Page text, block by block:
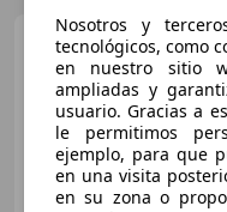
Nosotros y
tecnológicos, como
en nuestro sitio
ampliadas y
usuario. Gracias a
le permitimos
ejemplo, para que
en una visita
en su zona o